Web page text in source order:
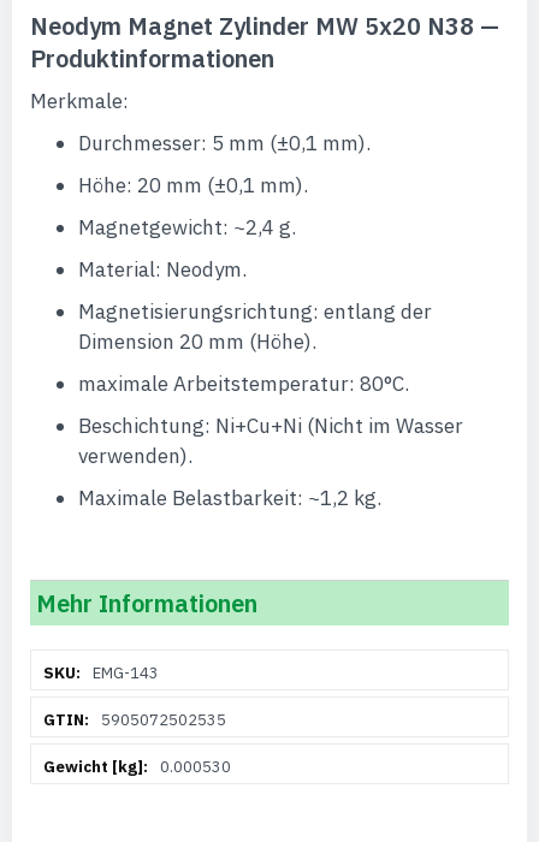
Neodym Magnet Zylinder MW 5x20 N38 —
Produktinformationen
Merkmale:
Durchmesser: 5 mm (±0,1 mm).
Höhe: 20 mm (±0,1 mm).
Magnetgewicht: ~2,4 g.
Material: Neodym.
Magnetisierungsrichtung: entlang der
Dimension 20 mm (Höhe).
maximale Arbeitstemperatur: 80°C.
Beschichtung: Ni+Cu+Ni (Nicht im Wasser
verwenden).
Maximale Belastbarkeit: ~1,2 kg.
Mehr Informationen
Informationen
EMG-143
5905072502535
0.000530